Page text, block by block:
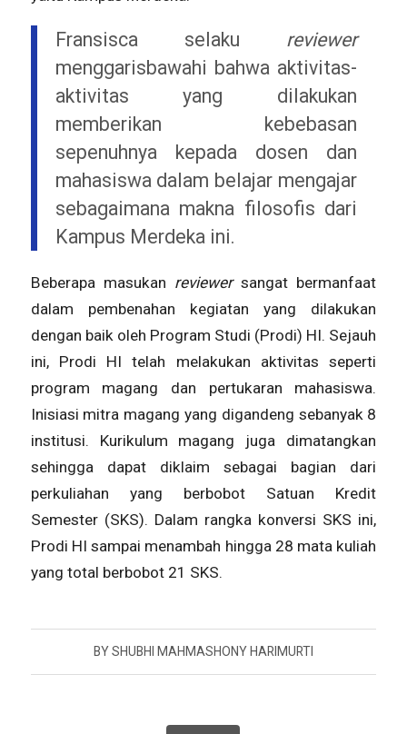
Fransisca selaku reviewer
menggarisbawahi bahwa aktivitas-
aktivitas yang dilakukan
memberikan kebebasan
sepenuhnya kepada dosen dan
mahasiswa dalam belajar mengajar
sebagaimana makna filosofis dari
Kampus Merdeka ini.
Beberapa masukan reviewersangat bermanfaat
dalam pembenahan kegiatan yang dilakukan
dengan baik oleh Program Studi (Prodi) HI. Sejauh
ini, Prodi HI telah melakukan aktivitas seperti
program magang dan pertukaran mahasiswa.
Inisiasi mitra magang yang digandeng sebanyak 8
institusi. Kurikulum magang juga dimatangkan
sehingga dapat diklaim sebagai bagian dari
perkuliahan yang berbobot Satuan Kredit
Semester (SKS). Dalam rangka konversi SKS ini,
Prodi HI sampai menambah hingga 28 mata kuliah
yang total berbobot 21 SKS.
BYSHUBHI MAHMASHONY HARIMURTI